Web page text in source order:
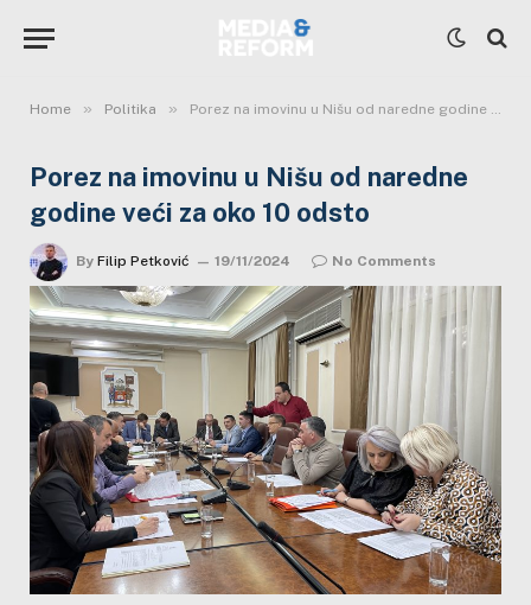
Home » Politika » Porez na imovinu u Nišu od naredne godine veći za oko 10 odsto
Porez na imovinu u Nišu od naredne
godine veći za oko 10 odsto
By Filip Petković 19/11/2024 No Comments